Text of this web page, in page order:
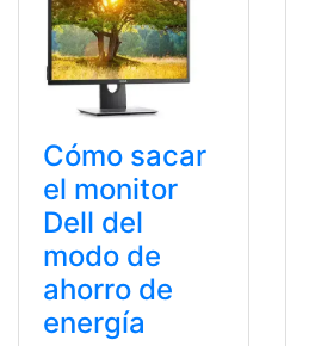
Cómo sacar
el monitor
Dell del
modo de
ahorro de
energía